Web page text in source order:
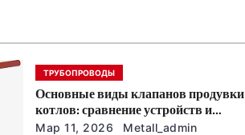
ТРУБОПРОВОДЫ
Основные виды клапанов продувки
котлов: сравнение устройств и
характеристик
Мар 11, 2026 Metall_admin